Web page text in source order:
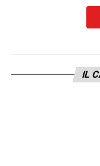
ruolo di terza
Ibrahimovic
Pellegri
formula del
IL